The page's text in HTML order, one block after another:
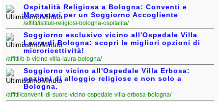
Ospitalità Religiosa a Bologna: Conventi e
Monasteri per un Soggiorno Accogliente
/affitti/istituti-religiosi-bologna-ospitalita/
Soggiorno esclusivo vicino all'Ospedale Villa
Laura di Bologna: scopri le migliori opzioni di
microricettività!
/affitti/b-b-vicino-villa-laura-bologna/
Soggiorno vicino all'Ospedale Villa Erbosa:
opzioni di alloggio religiose e non solo a
Bologna.
/affitti/conventi-di-suore-vicino-ospedale-villa-erbosa-bologna/